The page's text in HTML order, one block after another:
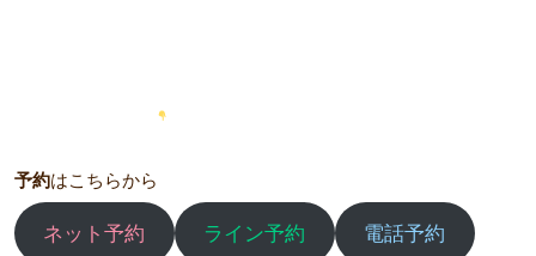
予約はこちらから
ネット予約 ライン予約 電話予約